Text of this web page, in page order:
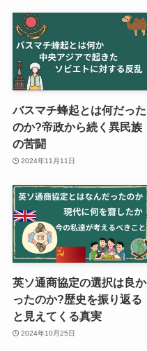
バスマチ蜂起とは何だった
のか?帝政から続く異民族
の苦闘
2024年11月11日
英ソ通商協定の選択は良か
ったのか?歴史を振り返る
と見えてくる真実
2024年10月25日